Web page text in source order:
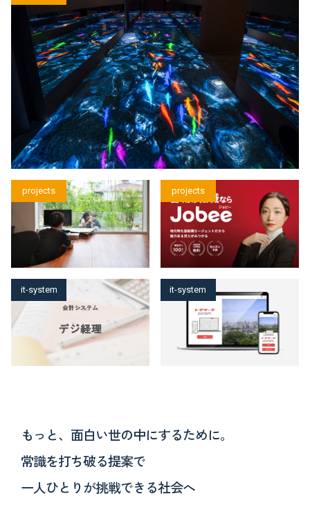
projects projects
it-system it-system
もっと、面白い世の中にするために。
常識を打ち破る提案で
一人ひとりが挑戦できる社会へ